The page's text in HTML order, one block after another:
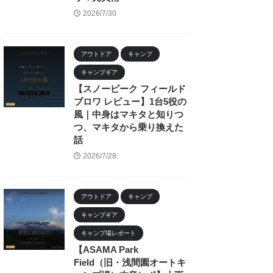
2026/7/30
アウトドア キャンプ
キャンプギア
【スノーピーク フィールド
ブロワ レビュー】1台5役の
風｜中身はマキタと知りつ
つ、マキタから乗り換えた
話
2026/7/28
アウトドア キャンプ
キャンプギア
キャンプ場レポート
【ASAMA Park
Field（旧・浅間園オートキ